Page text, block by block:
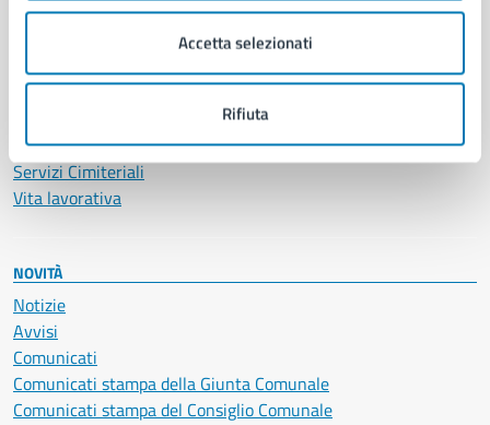
Accetta selezionati
Rifiuta
Cultura e tempo libero
Documenti e certificati
Educazione e formazione
Giustizia e sicurezza pubblica
Salute, benessere e assistenza
Servizi Cimiteriali
Vita lavorativa
NOVITÀ
Notizie
Avvisi
Comunicati
Comunicati stampa della Giunta Comunale
Comunicati stampa del Consiglio Comunale